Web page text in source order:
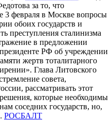
за то, что
3 февраля в Москве вопросы
обоих государств и
преступления сталинизма
в предложении
РФ об учреждении
жертв тоталитарного
Глава Литовского
совета,
рассматривать этот
которые необходимы
соседних государств, но,
РОСБАЛТ